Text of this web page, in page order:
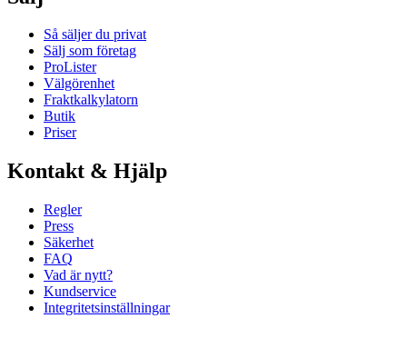
Så säljer du privat
Sälj som företag
ProLister
Välgörenhet
Fraktkalkylatorn
Butik
Priser
Kontakt & Hjälp
Regler
Press
Säkerhet
FAQ
Vad är nytt?
Kundservice
Integritetsinställningar